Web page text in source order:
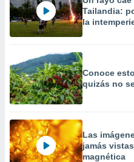
Tailandia:
la
Conoce
quizás no
Las
jamás
magnética